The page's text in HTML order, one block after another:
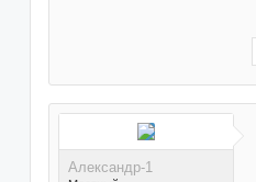
Александр-1